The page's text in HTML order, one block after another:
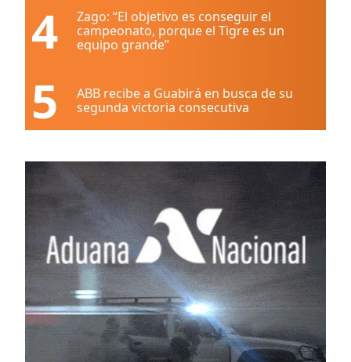
4
Zago: “El objetivo es conseguir el
campeonato, porque el Tigre es un
equipo grande”
5
ABB recibe a Guabirá en busca de su
segunda victoria consecutiva